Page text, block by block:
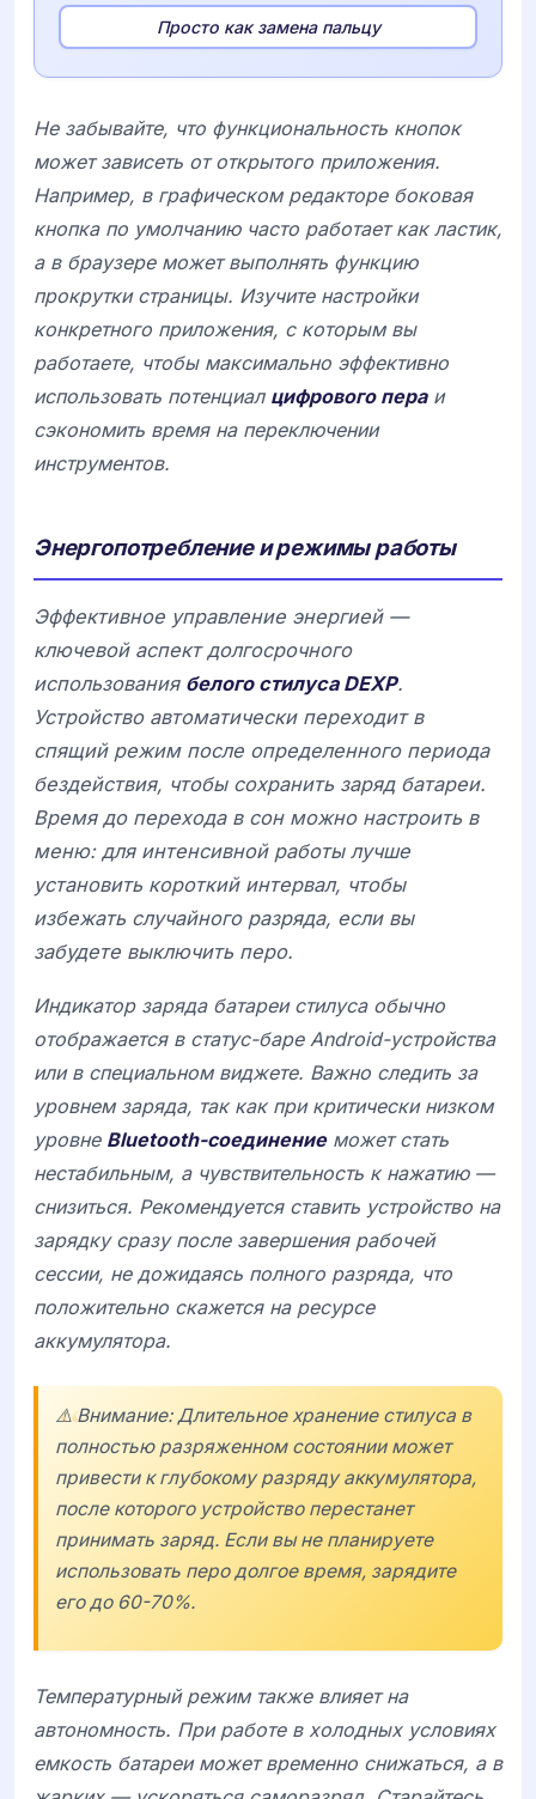
Просто как замена пальцу
Не забывайте, что функциональность кнопок
может зависеть от открытого приложения.
Например, в графическом редакторе боковая
кнопка по умолчанию часто работает как ластик,
а в браузере может выполнять функцию
прокрутки страницы. Изучите настройки
конкретного приложения, с которым вы
работаете, чтобы максимально эффективно
использовать потенциал цифрового пераи
сэкономить время на переключении
инструментов.
Энергопотребление и режимы работы
Эффективное управление энергией —
ключевой аспект долгосрочного
использования белого стилуса DEXP.
Устройство автоматически переходит в
спящий режим после определенного периода
бездействия, чтобы сохранить заряд батареи.
Время до перехода в сон можно настроить в
меню: для интенсивной работы лучше
установить короткий интервал, чтобы
избежать случайного разряда, если вы
забудете выключить перо.
Индикатор заряда батареи стилуса обычно
отображается в статус-баре Android-устройства
или в специальном виджете. Важно следить за
уровнем заряда, так как при критически низком
уровне Bluetooth-соединениеможет стать
нестабильным, а чувствительность к нажатию —
снизиться. Рекомендуется ставить устройство на
зарядку сразу после завершения рабочей
сессии, не дожидаясь полного разряда, что
положительно скажется на ресурсе
аккумулятора.
⚠️ Внимание: Длительное хранение стилуса в
полностью разряженном состоянии может
привести к глубокому разряду аккумулятора,
после которого устройство перестанет
принимать заряд. Если вы не планируете
использовать перо долгое время, зарядите
его до 60-70%.
Температурный режим также влияет на
автономность. При работе в холодных условиях
емкость батареи может временно снижаться, а в